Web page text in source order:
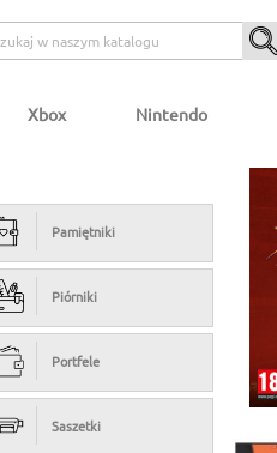
Xbox Nintendo
Pamiętniki
Piórniki
Portfele
Saszetki